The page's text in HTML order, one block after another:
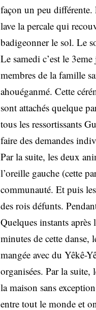
façon un peu différente.
lave la percale qui
badigeonner le sol. Le
Le samedi c’est le
membres de la famille
ahouéganmé. Cette
sont attachés quelque
tous les ressortissants
faire des demandes
Par la suite, les deux
l’oreille gauche (cette
communauté. Et puis
des rois défunts.
Quelques instants
minutes de cette danse,
mangée avec du Yêkê-
organisées. Par la
la maison sans
entre tout le monde et